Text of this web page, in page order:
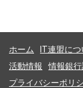
ホーム IT連盟につ
活動情報
情報銀
プライバシーポリ